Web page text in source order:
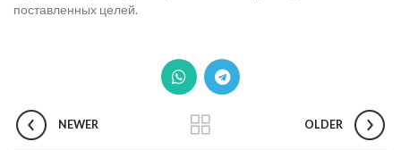
поставленных целей.
NEWER OLDER